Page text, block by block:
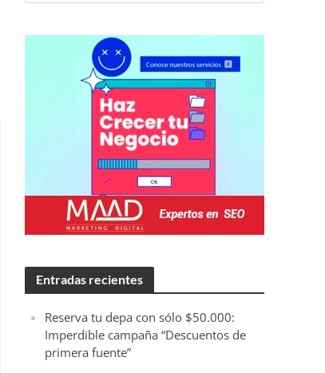
Entradas recientes
Reserva tu depa con sólo $50.000:
Imperdible campaña “Descuentos de
primera fuente”